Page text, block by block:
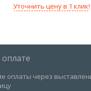
Уточнить цену в 1 клик!